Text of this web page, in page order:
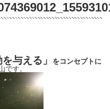
与える」
をコンセプトに
です。